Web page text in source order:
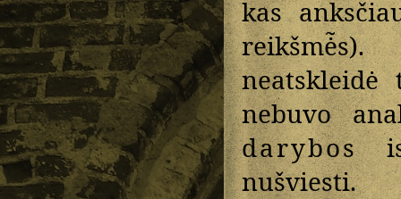
kas
nebuvo
darybos
nušviesti.